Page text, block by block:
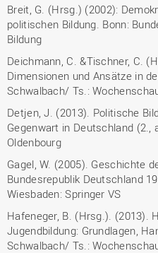
Breit, G. (Hrsg.) (2002):
politischen Bildung. Bonn:
Bildung
Deichmann, C. &Tischner, C.
Dimensionen und Ansätze in
Schwalbach/ Ts.:
Detjen, J. (2013). Politische
Gegenwart in Deutschland (2.,
Oldenbourg
Gagel, W. (2005). Geschichte
Bundesrepublik Deutschland
Wiesbaden: Springer VS
Hafeneger, B. (Hrsg.). (2013).
Jugendbildung: Grundlagen,
Schwalbach/ Ts.: